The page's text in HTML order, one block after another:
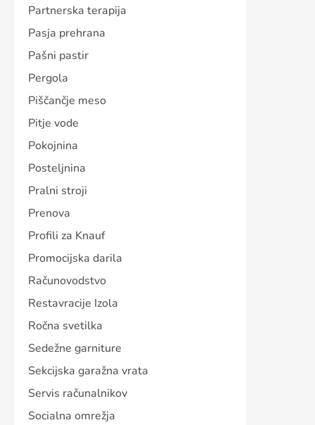
Partnerska terapija
Pasja prehrana
Pašni pastir
Pergola
Piščančje meso
Pitje vode
Pokojnina
Posteljnina
Pralni stroji
Prenova
Profili za Knauf
Promocijska darila
Računovodstvo
Restavracije Izola
Ročna svetilka
Sedežne garniture
Sekcijska garažna vrata
Servis računalnikov
Socialna omrežja